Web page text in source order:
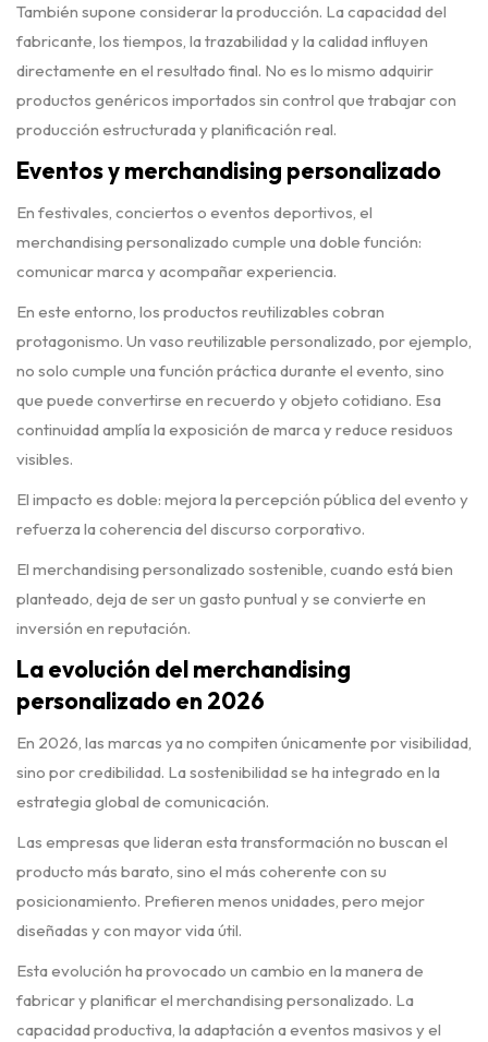
También supone considerar la producción. La capacidad del
fabricante, los tiempos, la trazabilidad y la calidad influyen
directamente en el resultado final. No es lo mismo adquirir
productos genéricos importados sin control que trabajar con
producción estructurada y planificación real.
Eventos y merchandising personalizado
En festivales, conciertos o eventos deportivos, el
merchandising personalizado cumple una doble función:
comunicar marca y acompañar experiencia.
En este entorno, los productos reutilizables cobran
protagonismo. Un vaso reutilizable personalizado, por ejemplo,
no solo cumple una función práctica durante el evento, sino
que puede convertirse en recuerdo y objeto cotidiano. Esa
continuidad amplía la exposición de marca y reduce residuos
visibles.
El impacto es doble: mejora la percepción pública del evento y
refuerza la coherencia del discurso corporativo.
El merchandising personalizado sostenible, cuando está bien
planteado, deja de ser un gasto puntual y se convierte en
inversión en reputación.
La evolución del merchandising
personalizado en 2026
En 2026, las marcas ya no compiten únicamente por visibilidad,
sino por credibilidad. La sostenibilidad se ha integrado en la
estrategia global de comunicación.
Las empresas que lideran esta transformación no buscan el
producto más barato, sino el más coherente con su
posicionamiento. Prefieren menos unidades, pero mejor
diseñadas y con mayor vida útil.
Esta evolución ha provocado un cambio en la manera de
fabricar y planificar el merchandising personalizado. La
capacidad productiva, la adaptación a eventos masivos y el